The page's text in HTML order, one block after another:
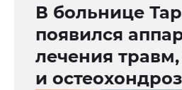
В больнице
появился
лечения
и